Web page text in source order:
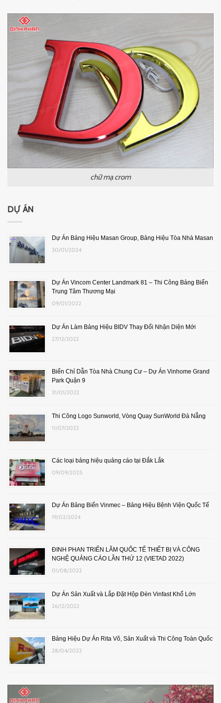
chữ mạ crom
DỰ ÁN
Dự Án Bảng Hiệu Masan Group, Bảng Hiệu Tòa Nhà Masan
30/01/2024
Dự Án Vincom Center Landmark 81 – Thi Công Bảng Biển
Trung Tâm Thương Mại
09/01/2022
Dự Án Làm Bảng Hiệu BIDV Thay Đổi Nhận Diện Mới
27/12/2022
Biển Chỉ Dẫn Tòa Nhà Chung Cư – Dự Án Vinhome Grand
Park Quận 9
31/01/2022
Thi Công Logo Sunworld, Vòng Quay SunWorld Đà Nẵng
11/07/2022
Các loại bảng hiệu quảng cáo tại Đắk Lắk
09/09/2025
Dự Án Bảng Biển Vinmec – Bảng Hiệu Bệnh Viện Quốc Tế
19/02/2024
ĐINH PHAN TRIỂN LÃM QUỐC TẾ THIẾT BỊ VÀ CÔNG
NGHỆ QUẢNG CÁO LẦN THỨ 12 (VIETAD 2022)
01/08/2022
Dự Án Sản Xuất và Lắp Đặt Hộp Đèn Vinfast Khổ Lớn
26/12/2022
Bảng Hiệu Dự Án Rita Võ, Sản Xuất và Thi Công Toàn Quốc
28/04/2022